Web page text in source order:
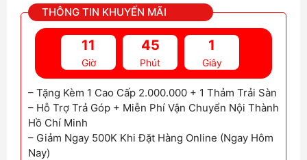
là:
34,000,000₫.là:
31,000,000₫.
THÔNG TIN KHUYẾN MÃI
11
Giờ
45
Phút
0
Giây
– Tặng Kèm 1 Cao Cấp 2.000.000 + 1 Thảm Trải Sàn
– Hỗ Trợ Trả Góp + Miễn Phí Vận Chuyển Nội Thành
Hồ Chí Minh
– Giảm Ngay 500K Khi Đặt Hàng Online (Ngay Hôm
Nay)